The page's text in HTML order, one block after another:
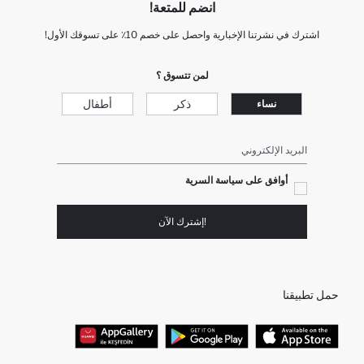
انضم للمتعة!
اشترك في نشرتنا الإخبارية واحصل على خصم 10٪ على تسوقك الأول!
لمن تتسوق ؟
نساء ذكر أطفال
البريد الإلكتروني
أوافق على سياسة السرية
!إشترك الآن
حمل تطبيقنا